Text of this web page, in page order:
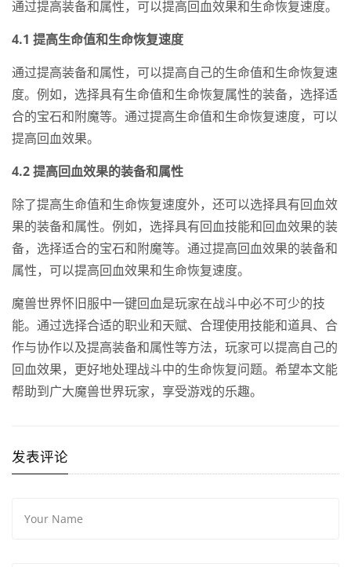
通过提高装备和属性，可以提高回血效果和生命恢复速度。
4.1 提高生命值和生命恢复速度
通过提高装备和属性，可以提高自己的生命值和生命恢复速
度。例如，选择具有生命值和生命恢复属性的装备，选择适
合的宝石和附魔等。通过提高生命值和生命恢复速度，可以
提高回血效果。
4.2 提高回血效果的装备和属性
除了提高生命值和生命恢复速度外，还可以选择具有回血效
果的装备和属性。例如，选择具有回血技能和回血效果的装
备，选择适合的宝石和附魔等。通过提高回血效果的装备和
属性，可以提高回血效果和生命恢复速度。
魔兽世界怀旧服中一键回血是玩家在战斗中必不可少的技
能。通过选择合适的职业和天赋、合理使用技能和道具、合
作与协作以及提高装备和属性等方法，玩家可以提高自己的
回血效果，更好地处理战斗中的生命恢复问题。希望本文能
帮助到广大魔兽世界玩家，享受游戏的乐趣。
发表评论